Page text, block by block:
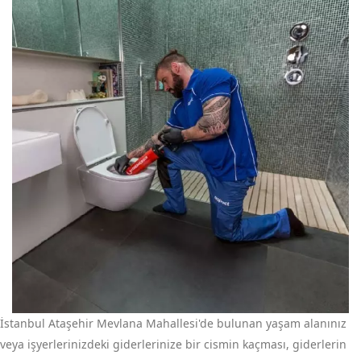
İstanbul Ataşehir Mevlana Mahallesi'de bulunan yaşam alanınız
veya işyerlerinizdeki giderlerinize bir cismin kaçması, giderlerin